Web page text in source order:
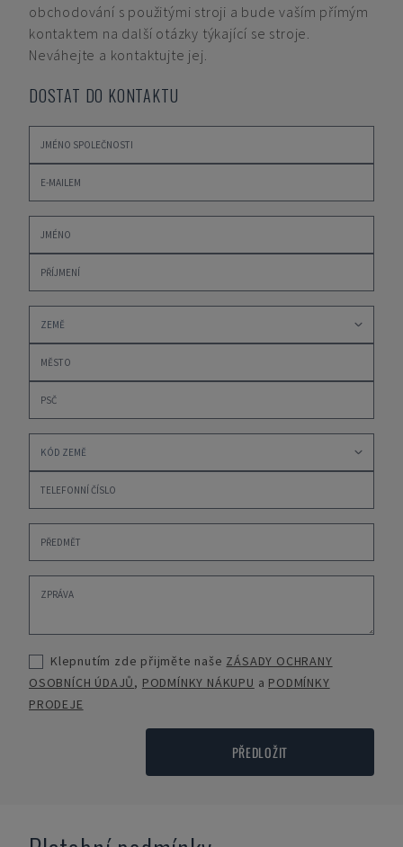
obchodování s použitými stroji a bude vaším přímým
kontaktem na další otázky týkající se stroje.
Neváhejte a kontaktujte jej.
DOSTAT DO KONTAKTU
Klepnutím zde přijměte naše ZÁSADY OCHRANY
OSOBNÍCH ÚDAJŮ, PODMÍNKY NÁKUPU a PODMÍNKY
PRODEJE
PŘEDLOŽIT